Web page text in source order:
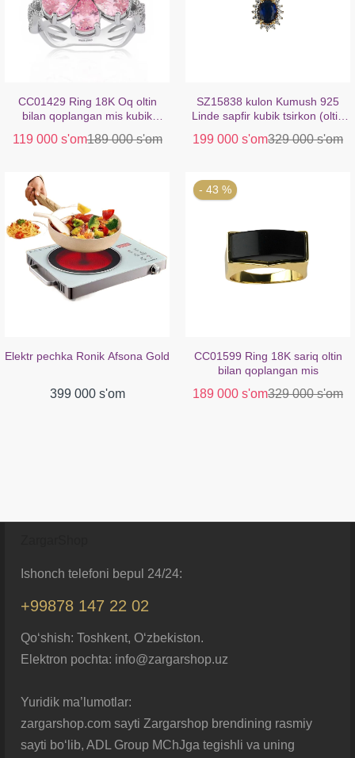
CC01429 Ring 18K Oq oltin
bilan qoplangan mis kubik
119 000 s'om189 000 s'om
Elektr pechka Ronik Afsona Gold
399 000 s'om
SZ15838 kulon Kumush 925
Linde sapfir kubik tsirkon (oltin
199 000 s'om329 000 s'om
- 43 %
CC01599 Ring 18K sariq oltin
bilan qoplangan mis
189 000 s'om329 000 s'om
Ishonch telefoni bepul 24/24:
+99878 147 22 02
Qo‘shish: Toshkent, O‘zbekiston.
Elektron pochta: info@zargarshop.uz
Yuridik ma’lumotlar:
zargarshop.com sayti Zargarshop brendining rasmiy
sayti bo‘lib, ADL Group MChJga tegishli va uning